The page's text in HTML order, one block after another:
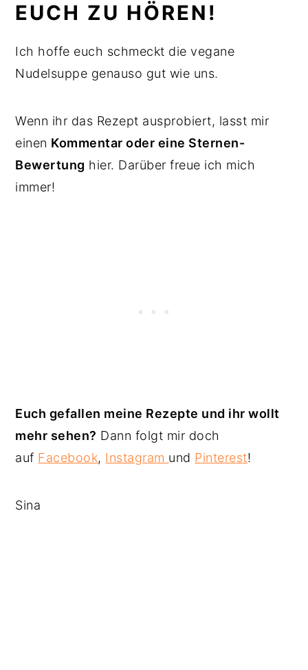
EUCH ZU HÖREN!
Ich hoffe euch schmeckt die vegane
Nudelsuppe genauso gut wie uns.
Wenn ihr das Rezept ausprobiert, lasst mir
einen Kommentar oder eine Sternen-
Bewertung hier. Darüber freue ich mich
immer!
Euch gefallen meine Rezepte und ihr wollt
mehr sehen? Dann folgt mir doch
auf Facebook, Instagram und Pinterest!
Sina